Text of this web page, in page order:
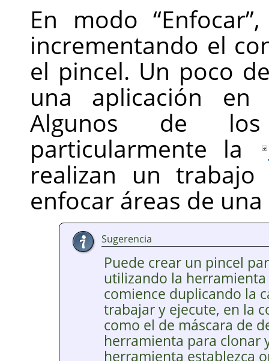
En modo“Enfocar”,
incrementando el
el pincel. Un poco
una aplicación en
Algunos de
particularmente la
realizan un
enfocar áreas de una
Sugerencia
Puede crear un pincel
utilizando la herramienta
comience duplicando la
trabajar y ejecute, en la
como el de máscara de
herramienta para clonar
herramienta establezca